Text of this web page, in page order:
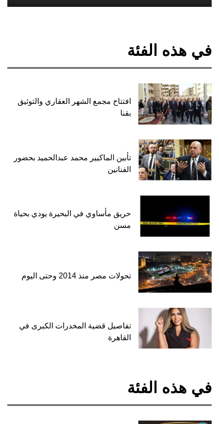
في هذه الفئة
افتتاح مجمع الشهر العقاري والتوثيق
بقنا
تأبين الماكيير محمد عبدالحميد بحضور
الفنانين
حريق مأساوي في البحيرة يودي بحياة
مسن
تحولات مصر منذ 2014 وحتى اليوم
تفاصيل قضية المخدرات الكبرى في
القاهرة
في هذه الفئة